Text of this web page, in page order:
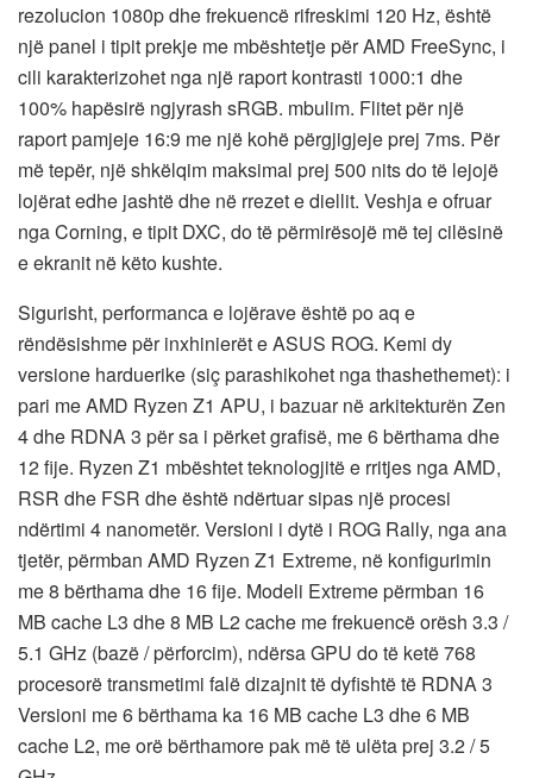
rezolucion 1080p dhe frekuencë rifreskimi 120 Hz, është
një panel i tipit prekje me mbështetje për AMD FreeSync, i
cili karakterizohet nga një raport kontrasti 1000:1 dhe
100% hapësirë ​​ngjyrash sRGB. mbulim. Flitet për një
raport pamjeje 16:9 me një kohë përgjigjeje prej 7ms. Për
më tepër, një shkëlqim maksimal prej 500 nits do të lejojë
lojërat edhe jashtë dhe në rrezet e diellit. Veshja e ofruar
nga Corning, e tipit DXC, do të përmirësojë më tej cilësinë
e ekranit në këto kushte.
Sigurisht, performanca e lojërave është po aq e
rëndësishme për inxhinierët e ASUS ROG. Kemi dy
versione harduerike (siç parashikohet nga thashethemet): i
pari me AMD Ryzen Z1 APU, i bazuar në arkitekturën Zen
4 dhe RDNA 3 për sa i përket grafisë, me 6 bërthama dhe
12 fije. Ryzen Z1 mbështet teknologjitë e rritjes nga AMD,
RSR dhe FSR dhe është ndërtuar sipas një procesi
ndërtimi 4 nanometër. Versioni i dytë i ROG Rally, nga ana
tjetër, përmban AMD Ryzen Z1 Extreme, në konfigurimin
me 8 bërthama dhe 16 fije. Modeli Extreme përmban 16
MB cache L3 dhe 8 MB L2 cache me frekuencë orësh 3.3 /
5.1 GHz (bazë / përforcim), ndërsa GPU do të ketë 768
procesorë transmetimi falë dizajnit të dyfishtë të RDNA 3
Versioni me 6 bërthama ka 16 MB cache L3 dhe 6 MB
cache L2, me orë bërthamore pak më të ulëta prej 3.2 / 5